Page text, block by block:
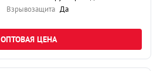
Взрывозащита Да
ОПТОВАЯ ЦЕНА